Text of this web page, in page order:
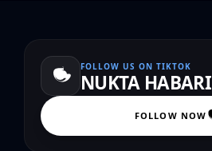
FOLLOW US ON TIKTOK
NUKTA HABARI
FOLLOW NOW